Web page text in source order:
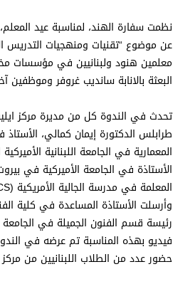
نظمت سفارة الهند، لمناسبة عيد المعلم،
عن موضوع “تقنيات ومنهجيات التدريس
معلمين هنود ولبنانيين في مؤسسات
البعثة بالانابة سانديب غروفر وموظفين
تحدث في الندوة كل من مديرة مركز
طرابلس الدكتورة إيمان كمالي،
المعمارية في الجامعة اللبنانية
الأستاذة في الجامعة الأميركية في بيروت
وأرسلت الأستاذة المساعدة في كلية
رئيسة قسم الفنون الجميلة في الجامعة
فيديو بهذه المناسبة تم عرضه في
حضور عدد من الطلاب اللبنانيين من